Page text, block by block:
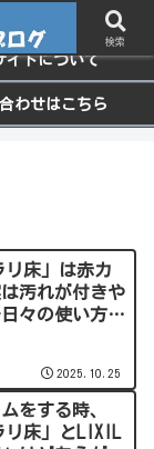
報
イトについて
わせはこちら
リ床」は赤カ
汚れが付きや
々の使い方の
2025.10.25
をする時、
リ床」とLIXIL
検索